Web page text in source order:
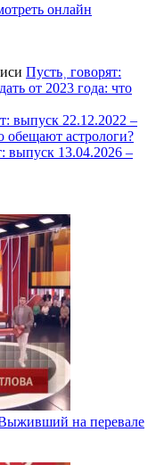
онлайн
Пусть˲ говорят:
от 2023 года: что
выпуск 22.12.2022 –
обещают астрологи?
выпуск 13.04.2026 –
на перевале